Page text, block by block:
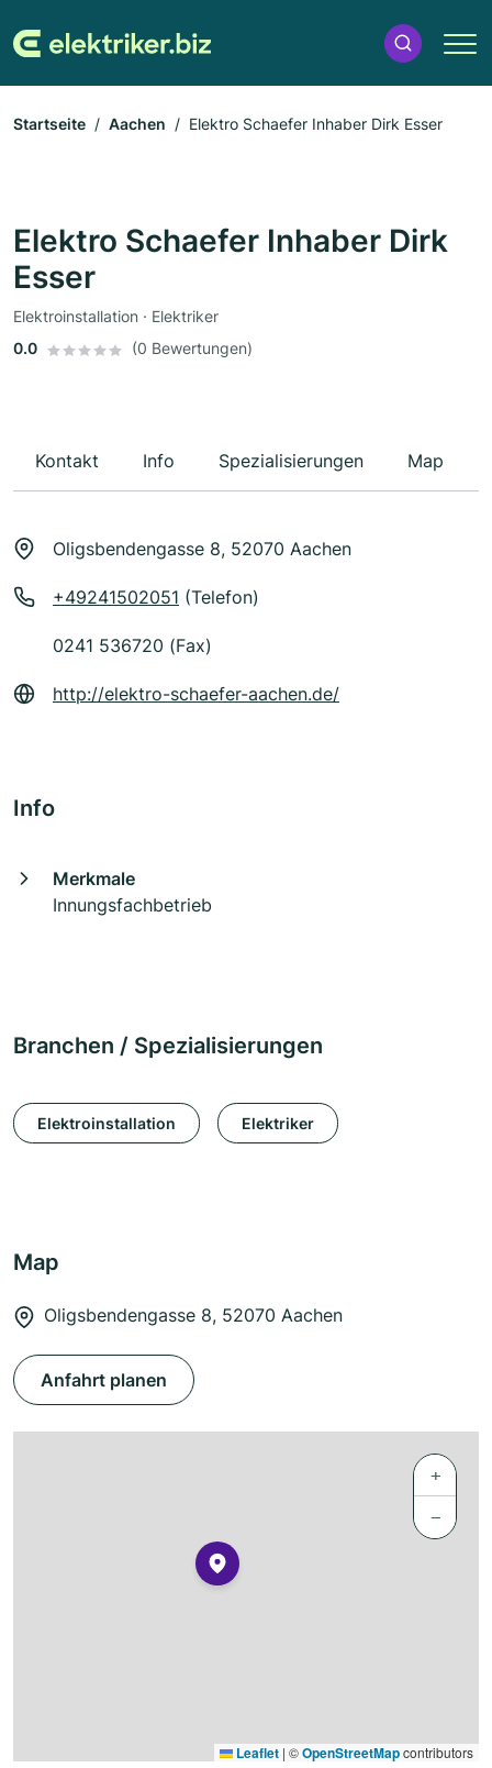
Startseite Aachen Elektro Schaefer Inhaber Dirk Esser
Elektro Schaefer Inhaber Dirk
Esser
Elektroinstallation · Elektriker
0.0
(0 Bewertungen)
Kontakt Info Spezialisierungen Map
Oligsbendengasse 8, 52070 Aachen
+49241502051 (Telefon)
0241 536720 (Fax)
http://elektro-schaefer-aachen.de/
Info
Merkmale
Innungsfachbetrieb
Branchen / Spezialisierungen
Elektroinstallation Elektriker
Map
Oligsbendengasse 8, 52070 Aachen
Anfahrt planen
+
−
Leaflet | ©OpenStreetMapcontributors